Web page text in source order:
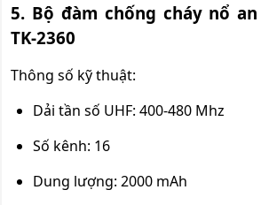
5. Bộ đàm chống cháy nổ
TK-2360
Thông số kỹ thuật:
Dải tần số UHF: 400-480 Mhz
Số kênh: 16
Dung lượng: 2000 mAh